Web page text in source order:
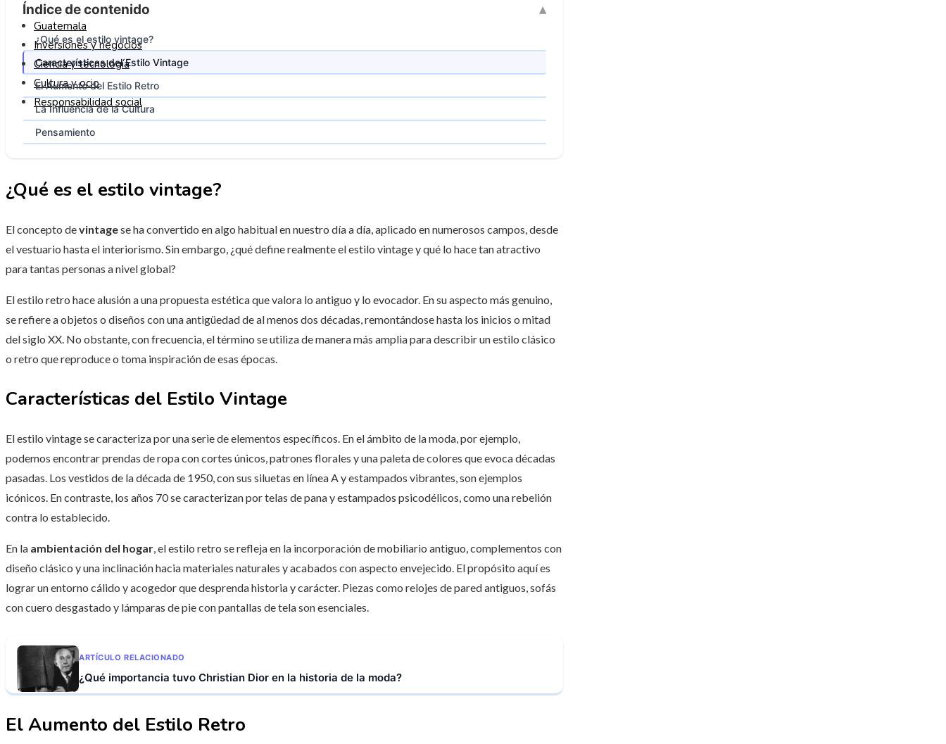
Guatemala
Inversiones y negocios
Ciencia y tecnología
Cultura y ocio
Responsabilidad social
Índice de contenido
¿Qué es el estilo vintage?
Características del Estilo Vintage
El Aumento del Estilo Retro
La Influencia de la Cultura
Pensamiento
¿Qué es el estilo vintage?
El concepto devintagese ha convertido en algo habitual en nuestro día a día, aplicado en numerosos campos, desde
el vestuario hasta el interiorismo. Sin embargo, ¿qué define realmente el estilo vintage y qué lo hace tan atractivo
para tantas personas a nivel global?
El estilo retro hace alusión a una propuesta estética que valora lo antiguo y lo evocador. En su aspecto más genuino,
se refiere a objetos o diseños con una antigüedad de al menos dos décadas, remontándose hasta los inicios o mitad
del siglo XX. No obstante, con frecuencia, el término se utiliza de manera más amplia para describir un estilo clásico
o retro que reproduce o toma inspiración de esas épocas.
Características del Estilo Vintage
El estilo vintage se caracteriza por una serie de elementos específicos. En el ámbito de la moda, por ejemplo,
podemos encontrar prendas de ropa con cortes únicos, patrones florales y una paleta de colores que evoca décadas
pasadas. Los vestidos de la década de 1950, con sus siluetas en línea A y estampados vibrantes, son ejemplos
icónicos. En contraste, los años 70 se caracterizan por telas de pana y estampados psicodélicos, como una rebelión
contra lo establecido.
En la ambientación del hogar, el estilo retro se refleja en la incorporación de mobiliario antiguo, complementos con
diseño clásico y una inclinación hacia materiales naturales y acabados con aspecto envejecido. El propósito aquí es
lograr un entorno cálido y acogedor que desprenda historia y carácter. Piezas como relojes de pared antiguos, sofás
con cuero desgastado y lámparas de pie con pantallas de tela son esenciales.
ARTÍCULO RELACIONADO
¿Qué importancia tuvo Christian Dior en la historia de la moda?
El Aumento del Estilo Retro